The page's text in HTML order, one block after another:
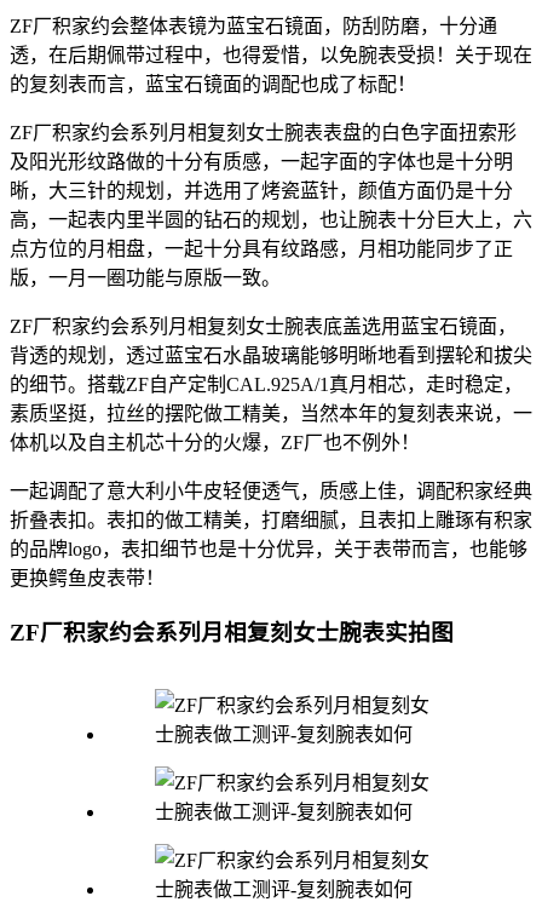
ZF厂积家约会整体表镜为蓝宝石镜面，防刮防磨，十分通
透，在后期佩带过程中，也得爱惜，以免腕表受损！关于现在
的复刻表而言，蓝宝石镜面的调配也成了标配！
ZF厂积家约会系列月相复刻女士腕表表盘的白色字面扭索形
及阳光形纹路做的十分有质感，一起字面的字体也是十分明
晰，大三针的规划，并选用了烤瓷蓝针，颜值方面仍是十分
高，一起表内里半圆的钻石的规划，也让腕表十分巨大上，六
点方位的月相盘，一起十分具有纹路感，月相功能同步了正
版，一月一圈功能与原版一致。
ZF厂积家约会系列月相复刻女士腕表底盖选用蓝宝石镜面，
背透的规划，透过蓝宝石水晶玻璃能够明晰地看到摆轮和拔尖
的细节。搭载ZF自产定制CAL.925A/1真月相芯，走时稳定，
素质坚挺，拉丝的摆陀做工精美，当然本年的复刻表来说，一
体机以及自主机芯十分的火爆，ZF厂也不例外！
一起调配了意大利小牛皮轻便透气，质感上佳，调配积家经典
折叠表扣。表扣的做工精美，打磨细腻，且表扣上雕琢有积家
的品牌logo，表扣细节也是十分优异，关于表带而言，也能够
更换鳄鱼皮表带！
ZF厂积家约会系列月相复刻女士腕表实拍图